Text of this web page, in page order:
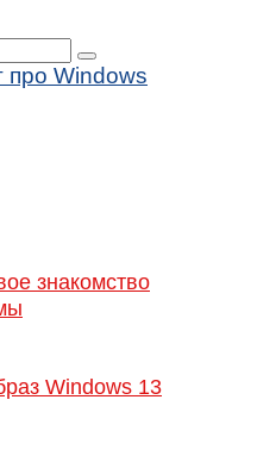
знакомство
Windows 13